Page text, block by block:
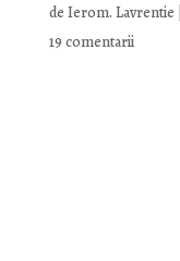
de Ierom. Lavrentie
19 comentarii